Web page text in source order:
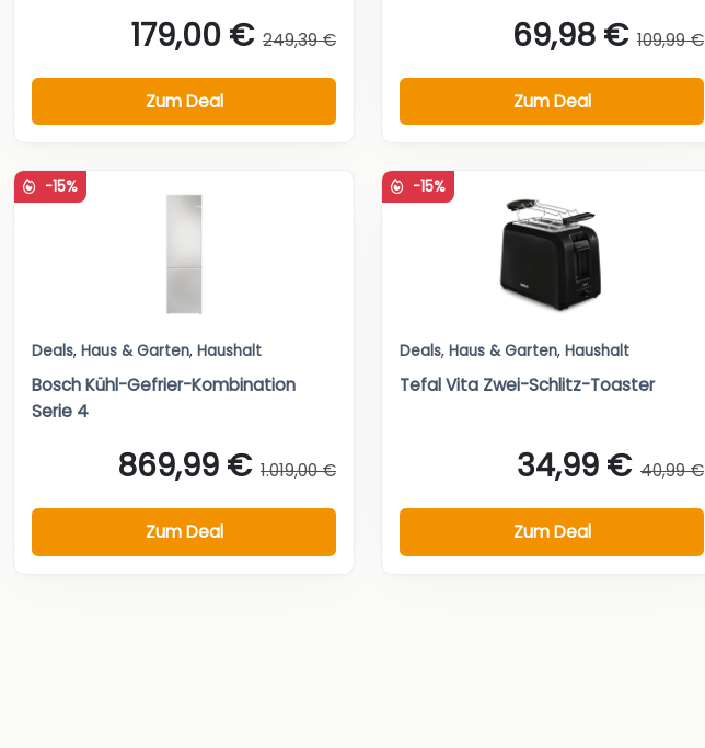
179,00 € 249,39 €
Zum Deal
69,98 € 109,99 €
Zum Deal
-15%
Deals, Haus & Garten, Haushalt
Bosch Kühl-Gefrier-Kombination
Serie 4
869,99 € 1.019,00 €
Zum Deal
-15%
Deals, Haus & Garten, Haushalt
Tefal Vita Zwei-Schlitz-Toaster
34,99 € 40,99 €
Zum Deal